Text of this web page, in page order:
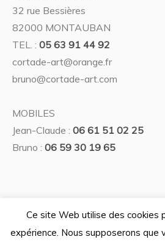
32 rue Bessières
82000 MONTAUBAN
TEL. :05 63 91 44 92
cortade-art@orange.fr
bruno@cortade-art.com
MOBILES
Jean-Claude :06 61 51 02 25
Bruno :06 59 30 19 65
Politique de confidentialité/ ©
Ce site Web utilise des cookies
expérience. Nous supposerons que